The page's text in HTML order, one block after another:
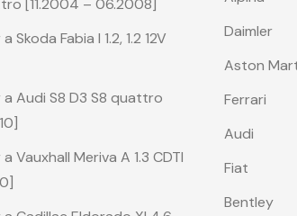
[11.2004 – 06.2008]
Fabia I 1.2, 1.2 12V
Audi S8 D3 S8 quattro
Vauxhall Meriva A 1.3 CDTI
Daimler
Aston
Ferrari
Audi
Fiat
Bentley